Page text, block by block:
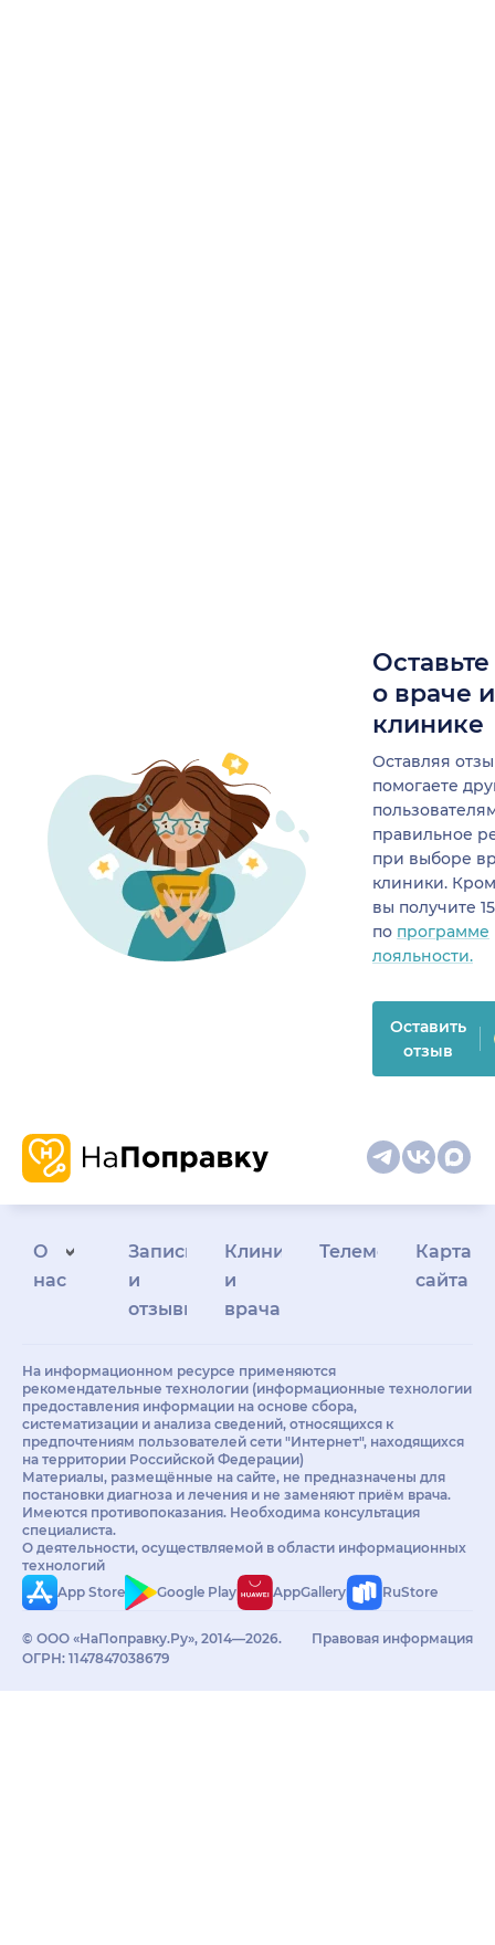
о враче
клинике
Оставляя
помогаете
правильное
при выборе
клиники.
вы получите
по программе
лояльности.
Оставить
отзыв
О
нас
Запись
и
отзывы
Клиникам
и
врачам
Телемедицина
Карта
сайта
На информационном ресурсе применяются
рекомендательные технологии (информационные технологии
предоставления информации на основе сбора,
систематизации и анализа сведений, относящихся к
предпочтениям пользователей сети "Интернет", находящихся
на территории Российской Федерации)
Материалы, размещённые на сайте, не предназначены для
постановки диагноза и лечения и не заменяют приём врача.
Имеются противопоказания. Необходима консультация
специалиста.
О деятельности, осуществляемой в области информационных
технологий
App Store
Google Play AppGallery RuStore
© ООО «НаПоправку.Ру», 2014—2026.
ОГРН: 1147847038679
Правовая информация